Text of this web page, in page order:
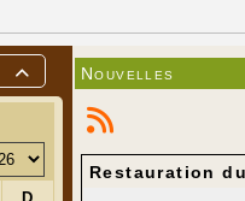
 Nouvelles
Restauration